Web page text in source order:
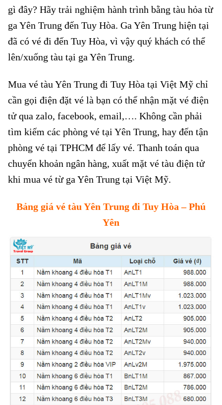
gì đây? Hãy trải nghiệm hành trình bằng tàu hỏa từ
gaYên Trung đến Tuy Hòa. Ga Yên Trung hiện tại
đã có vé đi đến Tuy Hòa, vì vậy quý khách có thể
lên/xuống tàu tại ga Yên Trung.
Mua vé tàu Yên Trung đi Tuy Hòa tại Việt Mỹ chỉ
cần gọi điện đặt vé là bạn có thể nhận mặt vé điện
tử qua zalo, facebook, email,…. Không cần phải
tìm kiếm các phòng vé tại Yên Trung, hay đến tận
phòng vé tại TPHCM để lấy vé. Thanh toán qua
chuyển khoản ngân hàng, xuất mặt vé tàu điện tử
khi mua vé từ ga Yên Trung tại Việt Mỹ.
Bảng giá vé tàu Yên Trung đi Tuy Hòa – Phú
Yên